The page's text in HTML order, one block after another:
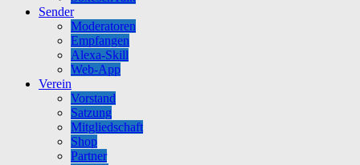
Sender
Moderatoren
Empfangen
Alexa-Skill
Web-App
Verein
Vorstand
Satzung
Mitgliedschaft
Shop
Partner